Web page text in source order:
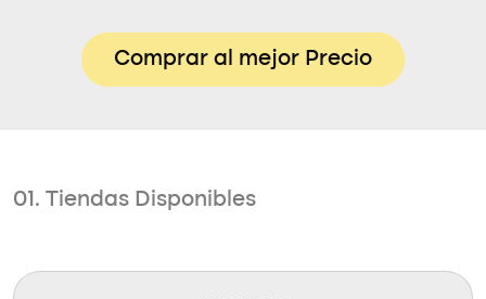
Comprar al mejor Precio
01. Tiendas Disponibles